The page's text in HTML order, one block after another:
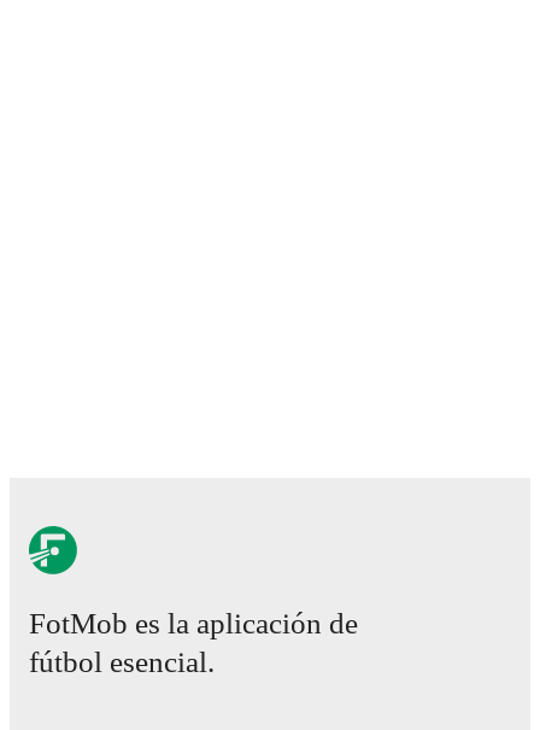
FotMob es la aplicación de
fútbol esencial.